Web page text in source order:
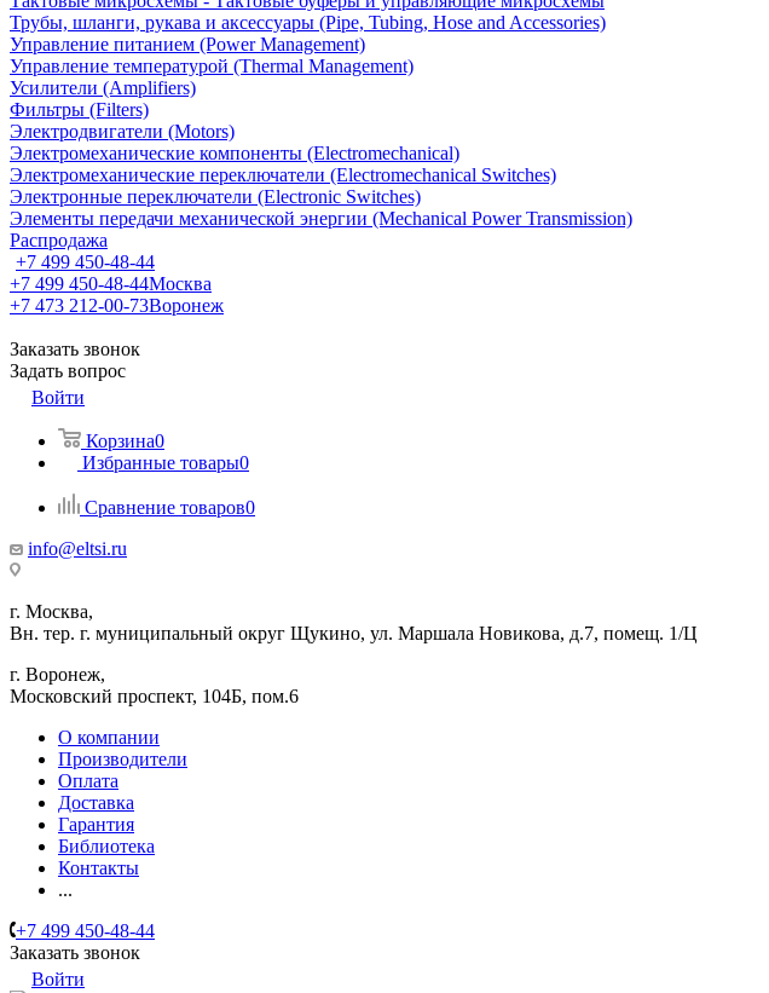
Трубы, шланги, рукава и аксессуары (Pipe, Tubing, Hose and Accessories)
Управление питанием (Power Management)
Управление температурой (Thermal Management)
Усилители (Amplifiers)
Фильтры (Filters)
Электродвигатели (Motors)
Электромеханические компоненты (Electromechanical)
Электромеханические переключатели (Electromechanical Switches)
Электронные переключатели (Electronic Switches)
Элементы передачи механической энергии (Mechanical Power Transmission)
Распродажа
+7 499 450-48-44
+7 499 450-48-44Москва
+7 473 212-00-73Воронеж
Заказать звонок
Задать вопрос
Войти
Корзина0
Избранные товары0
Сравнение товаров0
info@eltsi.ru
г. Москва,
Вн. тер. г. муниципальный округ Щукино, ул. Маршала Новикова, д.7, помещ. 1/Ц
г. Воронеж,
​Московский проспект, 104Б, пом.6
О компании
Производители
Оплата
Доставка
Гарантия
Библиотека
Контакты
...
+7 499 450-48-44
Заказать звонок
Войти